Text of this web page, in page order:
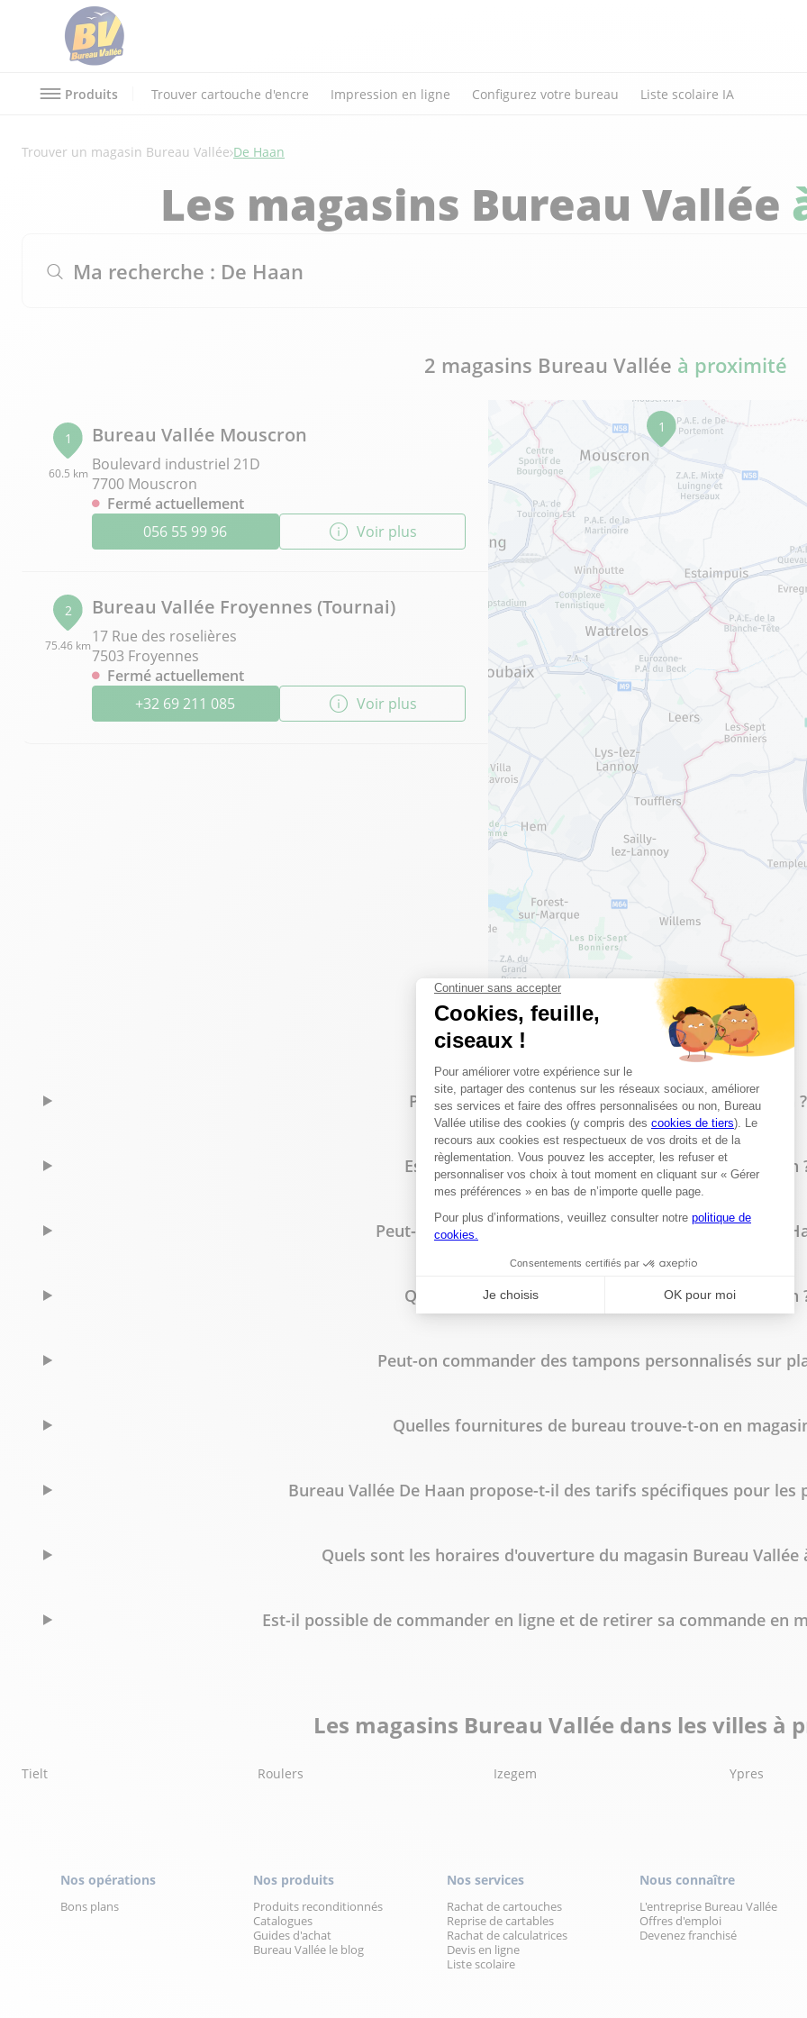
Produits Trouver cartouche d'encre Impression en ligne Configurez votre bureau Liste scolaire IA
Trouver un magasin Bureau Vallée De Haan
Les magasins Bureau Vallée
Ma recherche : De Haan
2 magasins Bureau Vallée à proximité
1
60.5 km
Bureau Vallée Mouscron
Boulevard industriel 21D
7700 Mouscron
Fermé actuellement
056 55 99 96
Voir plus
2
75.46 km
Bureau Vallée Froyennes (Tournai)
17 Rue des roselières
7503 Froyennes
Fermé actuellement
+32 69 211 085
Voir plus
1
Les questions les plus fréquentes
Proposez-vous un service d'impression à De Haan ?
Est-il possible de faire des photocopies en magasin
Peut-on faire imprimer des flyers à Bureau Vallée De
Quels types de reliure sont disponibles en magasin
Peut-on commander des tampons personnalisés sur
Quelles fournitures de bureau trouve-t-on en
Bureau Vallée De Haan propose-t-il des tarifs spécifiques pour les
Quels sont les horaires d'ouverture du magasin Bureau Vallée
Est-il possible de commander en ligne et de retirer sa commande en
Les magasins Bureau Vallée dans les villes à
Tielt Roulers Izegem Ypres
Nos opérations
Bons plans
Nos produits
Produits reconditionnés
Catalogues
Guides d'achat
Bureau Vallée le blog
Nos services
Rachat de cartouches
Reprise de cartables
Rachat de calculatrices
Devis en ligne
Liste scolaire
Nous connaître
L'entreprise Bureau Vallée
Offres d'emploi
Devenez franchisé